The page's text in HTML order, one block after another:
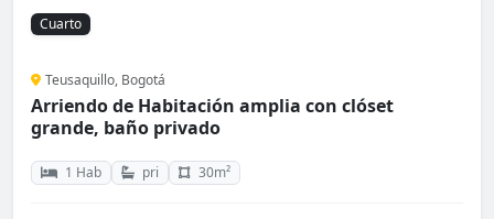
Cuarto
Teusaquillo, Bogotá
Arriendo de Habitación amplia con clóset
grande, baño privado
1 Hab pri 30m²